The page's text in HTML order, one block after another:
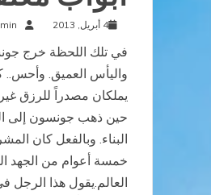
4 أبريل, 2013
في تلك اللحظة خرج
واليأس العميق. وأحس..
يملكان مصدراً للرزق
حين ذهب جونسون إلى
البناء. وبالفعل كان
خمسة أعوام من الجهد
العالم.يقول هذا